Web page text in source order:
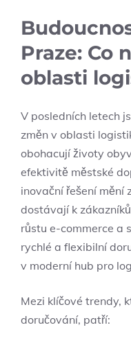
Praze: Co
oblasti
V posledních letech
změn v oblasti
obohacují životy
efektivitě městské
inovační řešení mění
dostávají k
růstu e-commerce a
rychlé a flexibilní
v moderní hub pro
Mezi klíčové trendy,
doručování, patří: